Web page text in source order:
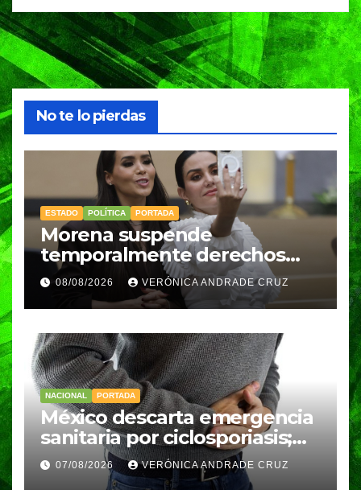
No te lo pierdas
ESTADO POLÍTICA PORTADA
Morena suspende
temporalmente derechos
partidarios de Nayeli Salvatori
y Graciela Palomares
08/08/2026 VERÓNICA ANDRADE CRUZ
NACIONAL PORTADA
México descarta emergencia
sanitaria por ciclosporiasis;
reportan 33 casos en dos
meses
07/08/2026 VERÓNICA ANDRADE CRUZ